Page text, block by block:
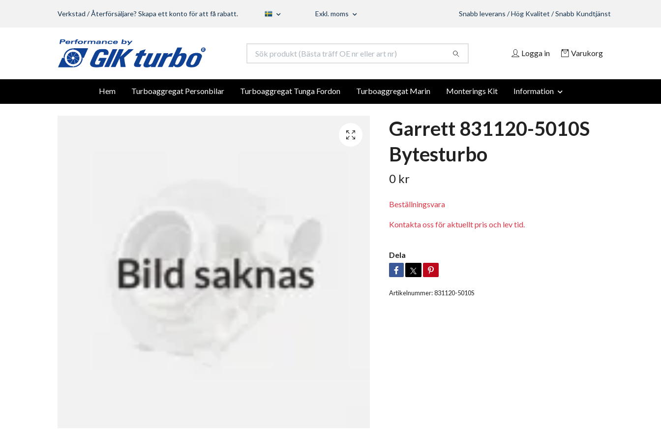
Verkstad / Återförsäljare? Skapa ett konto för att få rabatt. Exkl. moms Snabb leverans / Hög Kvalitet / Snabb Kundtjänst
Logga in Varukorg
Hem Turboaggregat Personbilar Turboaggregat Tunga Fordon Turboaggregat Marin Monterings Kit Information
Garrett 831120-5010S
Bytesturbo
0 kr
Beställningsvara
Kontakta oss för aktuellt pris och lev tid.
Dela
Artikelnummer:831120-5010S